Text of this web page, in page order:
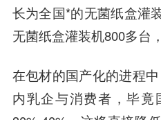
长为全国*的无菌纸盒灌
无菌纸盒灌装机800多台
在包材的国产化的进程
内乳企与消费者，毕